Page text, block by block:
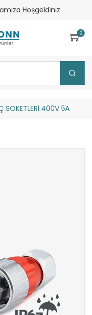
Hoşgeldiniz
0
SOKETLERİ 400V 5A